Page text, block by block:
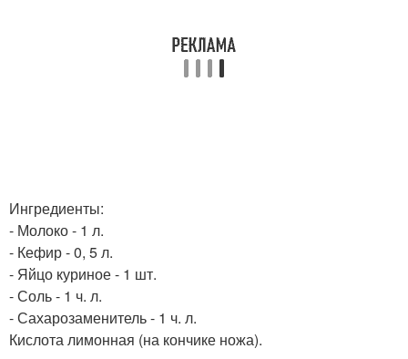
Ингредиенты:
- Молоко - 1 л.
- Кефир - 0, 5 л.
- Яйцо куриное - 1 шт.
- Соль - 1 ч. л.
- Сахарозаменитель - 1 ч. л.
Кислота лимонная (на кончике ножа).